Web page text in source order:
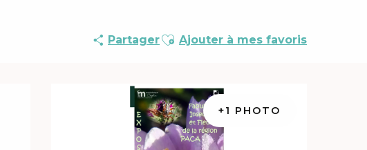
PartagerAjouter aux favoris
Ajouter à mes favoris
+1 PHOTO